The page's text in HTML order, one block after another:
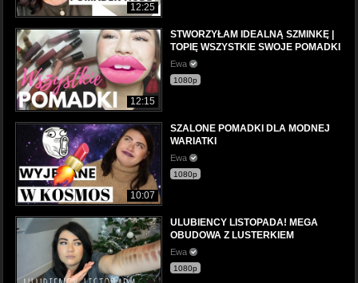
12:25
12:15
STWORZYŁAM IDEALNĄ SZMINKĘ |
TOPIĘ WSZYSTKIE SWOJE POMADKI
Ewa
1080p
10:07
SZALONE POMADKI DLA MODNEJ
WARIATKI
Ewa
1080p
ULUBIENCY LISTOPADA! MEGA
OBUDOWA Z LUSTERKIEM
Ewa
1080p